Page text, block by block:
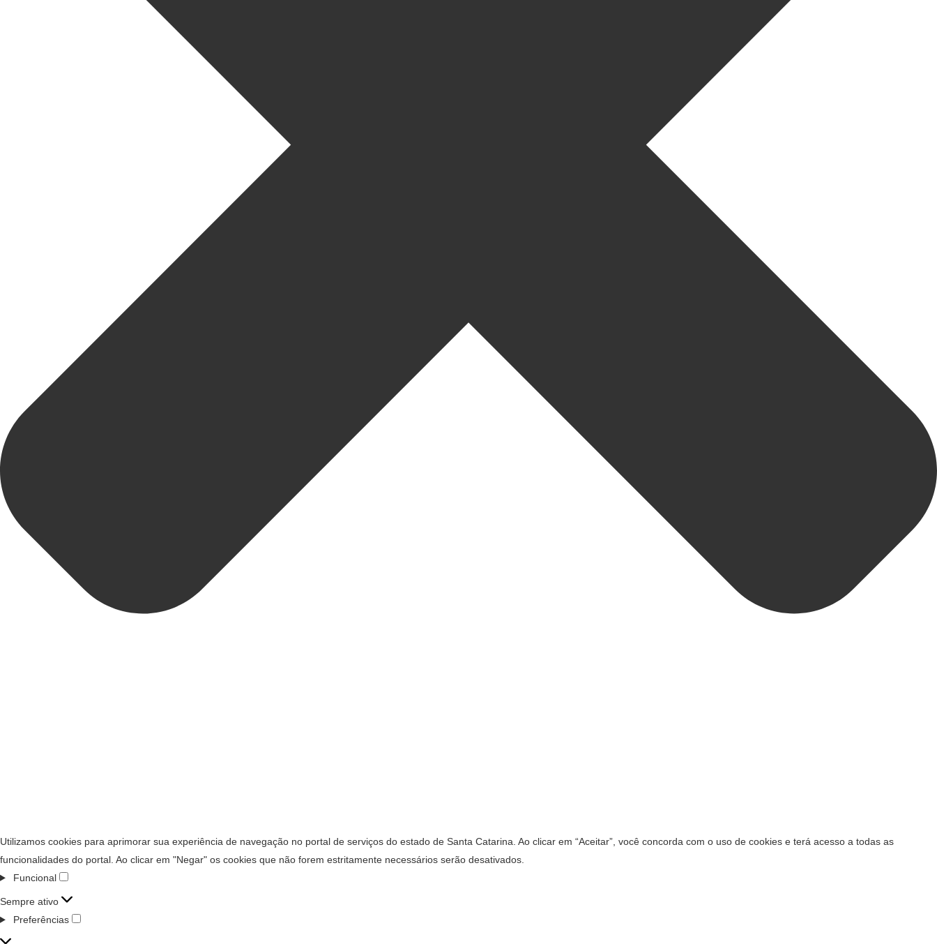
Utilizamos cookies para aprimorar sua experiência de navegação no portal de serviços do estado de Santa Catarina. Ao clicar em “Aceitar”, você concorda com o uso de cookies e terá acesso a todas as
funcionalidades do portal. Ao clicar em "Negar" os cookies que não forem estritamente necessários serão desativados.
Funcional
Sempre ativo
Preferências